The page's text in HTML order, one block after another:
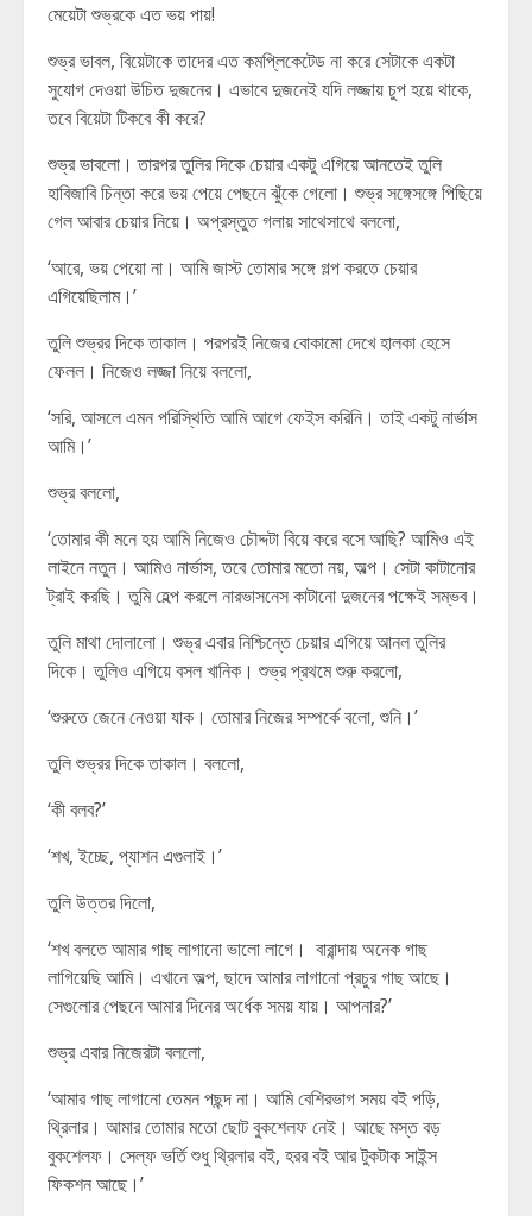
মেয়েটা শুভ্রকে এত ভয় পায়!
শুভ্র ভাবল, বিয়েটাকে তাদের এত কমপ্লিকেটেড না করে সেটাকে একটা
সুযোগ দেওয়া উচিত দুজনের। এভাবে দুজনেই যদি লজ্জায় চুপ হয়ে থাকে,
তবে বিয়েটা টিকবে কী করে?
শুভ্র ভাবলো। তারপর তুলির দিকে চেয়ার একটু এগিয়ে আনতেই তুলি
হাবিজাবি চিন্তা করে ভয় পেয়ে পেছনে ঝুঁকে গেলো। শুভ্র সঙ্গেসঙ্গে পিছিয়ে
গেল আবার চেয়ার নিয়ে। অপ্রস্তুত গলায় সাথেসাথে বললো,
‘আরে, ভয় পেয়ো না। আমি জাস্ট তোমার সঙ্গে গল্প করতে চেয়ার
এগিয়েছিলাম।’
তুলি শুভ্রর দিকে তাকাল। পরপরই নিজের বোকামো দেখে হালকা হেসে
ফেলল। নিজেও লজ্জা নিয়ে বললো,
‘সরি, আসলে এমন পরিস্থিতি আমি আগে ফেইস করিনি। তাই একটু নার্ভাস
আমি।’
শুভ্র বললো,
‘তোমার কী মনে হয় আমি নিজেও চৌদ্দটা বিয়ে করে বসে আছি? আমিও এই
লাইনে নতুন। আমিও নার্ভাস, তবে তোমার মতো নয়, অল্প। সেটা কাটানোর
ট্রাই করছি। তুমি হেল্প করলে নারভাসনেস কাটানো দুজনের পক্ষেই সম্ভব।
তুলি মাথা দোলালো। শুভ্র এবার নিশ্চিন্তে চেয়ার এগিয়ে আনল তুলির
দিকে। তুলিও এগিয়ে বসল খানিক। শুভ্র প্রথমে শুরু করলো,
‘শুরুতে জেনে নেওয়া যাক। তোমার নিজের সম্পর্কে বলো, শুনি।’
তুলি শুভ্রর দিকে তাকাল। বললো,
‘কী বলব?’
‘শখ, ইচ্ছে, প্যাশন এগুলাই।’
তুলি উত্তর দিলো,
‘শখ বলতে আমার গাছ লাগানো ভালো লাগে। বারান্দায় অনেক গাছ
লাগিয়েছি আমি। এখানে অল্প, ছাদে আমার লাগানো প্রচুর গাছ আছে।
সেগুলোর পেছনে আমার দিনের অর্ধেক সময় যায়। আপনার?’
শুভ্র এবার নিজেরটা বললো,
‘আমার গাছ লাগানো তেমন পছন্দ না। আমি বেশিরভাগ সময় বই পড়ি,
থ্রিলার। আমার তোমার মতো ছোট বুকশেলফ নেই। আছে মস্ত বড়
বুকশেলফ। সেল্ফ ভর্তি শুধু থ্রিলার বই, হরর বই আর টুকটাক সাইন্স
ফিকশন আছে।’